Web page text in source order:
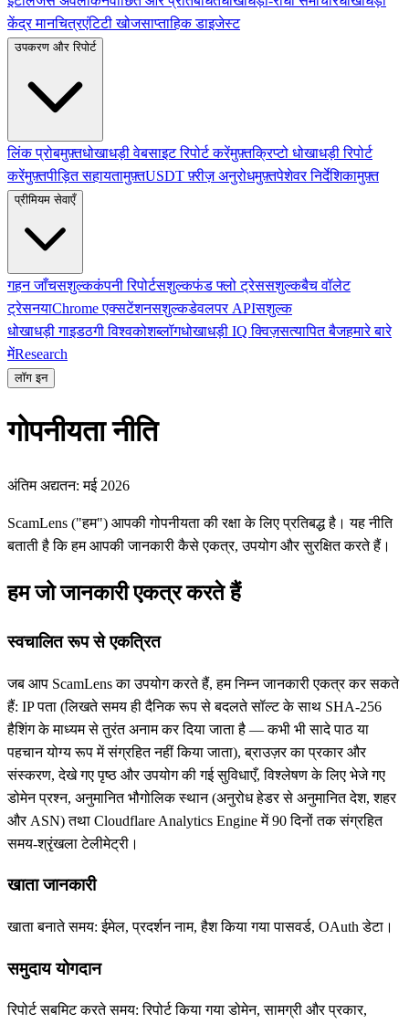
केंद्र मानचित्रएंटिटी खोजसाप्ताहिक डाइजेस्ट
उपकरण और रिपोर्ट
लिंक प्रोबमुफ़्तधोखाधड़ी वेबसाइट रिपोर्ट करेंमुफ़्तक्रिप्टो धोखाधड़ी रिपोर्ट
करेंमुफ़्तपीड़ित सहायतामुफ़्तUSDT फ़्रीज़ अनुरोधमुफ़्तपेशेवर निर्देशिकामुफ़्त
प्रीमियम सेवाएँ
गहन जाँचसशुल्ककंपनी रिपोर्टसशुल्कफंड फ्लो ट्रेससशुल्कबैच वॉलेट
ट्रेसनयाChrome एक्सटेंशनसशुल्कडेवलपर APIसशुल्क
धोखाधड़ी गाइडठगी विश्वकोशब्लॉगधोखाधड़ी IQ क्विज़सत्यापित बैजहमारे बारे
मेंResearch
लॉग इन
गोपनीयता नीति
अंतिम अद्यतन: मई 2026
ScamLens ("हम") आपकी गोपनीयता की रक्षा के लिए प्रतिबद्ध है। यह नीति
बताती है कि हम आपकी जानकारी कैसे एकत्र, उपयोग और सुरक्षित करते हैं।
हम जो जानकारी एकत्र करते हैं
स्वचालित रूप से एकत्रित
जब आप ScamLens का उपयोग करते हैं, हम निम्न जानकारी एकत्र कर सकते
हैं: IP पता (लिखते समय ही दैनिक रूप से बदलते सॉल्ट के साथ SHA-256
हैशिंग के माध्यम से तुरंत अनाम कर दिया जाता है — कभी भी सादे पाठ या
पहचान योग्य रूप में संग्रहित नहीं किया जाता), ब्राउज़र का प्रकार और
संस्करण, देखे गए पृष्ठ और उपयोग की गई सुविधाएँ, विश्लेषण के लिए भेजे गए
डोमेन प्रश्न, अनुमानित भौगोलिक स्थान (अनुरोध हेडर से अनुमानित देश, शहर
और ASN) तथा Cloudflare Analytics Engine में 90 दिनों तक संग्रहित
समय-श्रृंखला टेलीमेट्री।
खाता जानकारी
खाता बनाते समय: ईमेल, प्रदर्शन नाम, हैश किया गया पासवर्ड, OAuth डेटा।
समुदाय योगदान
रिपोर्ट सबमिट करते समय: रिपोर्ट किया गया डोमेन, सामग्री और प्रकार,